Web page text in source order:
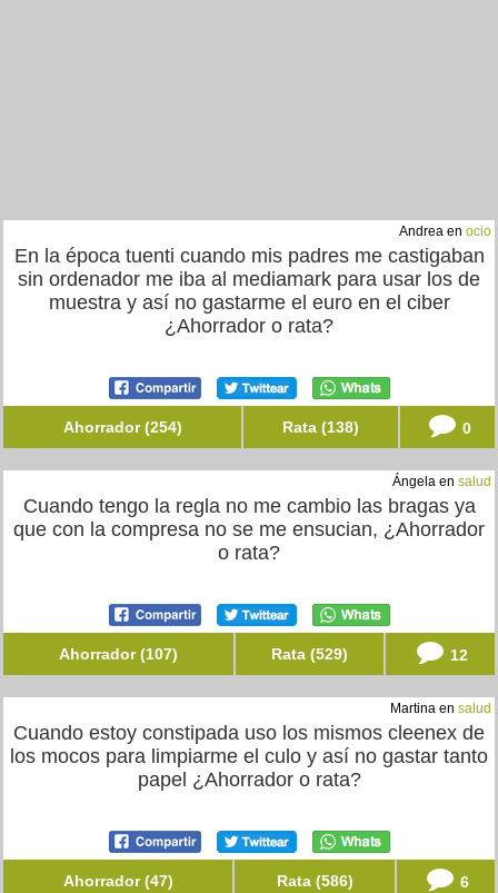
Andrea en ocio
En la época tuenti cuando mis padres me castigaban
sin ordenador me iba al mediamark para usar los de
muestra y así no gastarme el euro en el ciber
¿Ahorrador o rata?
Ahorrador (254) Rata (138) 0
Ángela en salud
Cuando tengo la regla no me cambio las bragas ya
que con la compresa no se me ensucian, ¿Ahorrador
o rata?
Ahorrador (107) Rata (529) 12
Martina en salud
Cuando estoy constipada uso los mismos cleenex de
los mocos para limpiarme el culo y así no gastar tanto
papel ¿Ahorrador o rata?
Ahorrador (47) Rata (586) 6